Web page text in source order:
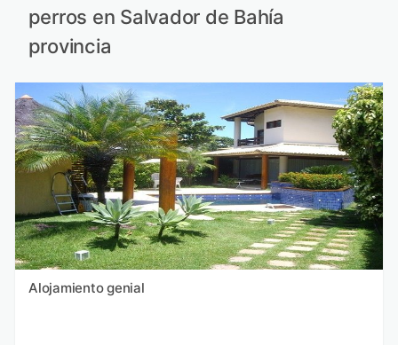
perros en Salvador de Bahía
provincia
Alojamiento genial